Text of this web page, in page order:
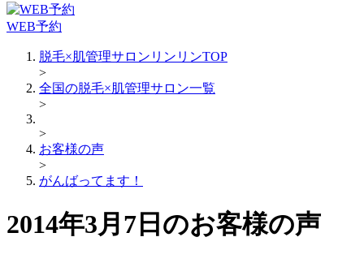
WEB予約
脱毛×肌管理サロンリンリンTOP
>
全国の脱毛×肌管理サロン一覧
>
>
お客様の声
>
がんばってます！
2014年3月7日のお客様の声